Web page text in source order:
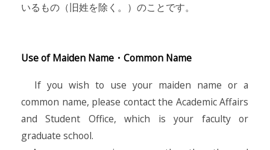
いるもの（旧姓を除く。）のことです。
Use of Maiden Name・Common Name
If you wish to use your maiden name or a
common name, please contact the Academic Affairs
and Student Office, which is your faculty or
graduate school.